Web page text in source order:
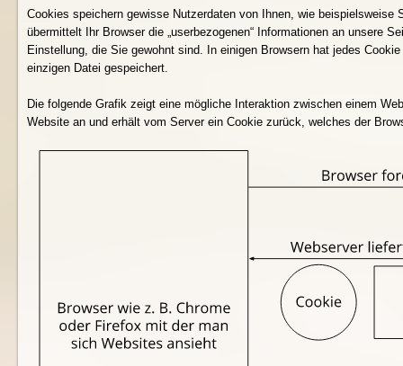
Cookies speichern gewisse Nutzerdaten von Ihnen, wie
übermittelt Ihr Browser die „userbezogenen“ Informationen an unsere
Einstellung, die Sie gewohnt sind. In einigen Browsern hat jedes
einzigen Datei gespeichert.
Die folgende Grafik zeigt eine mögliche Interaktion zwischen einem
Website an und erhält vom Server ein Cookie zurück, welches der